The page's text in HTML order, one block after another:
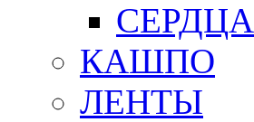
СЕРДЦА
КАШПО
ЛЕНТЫ